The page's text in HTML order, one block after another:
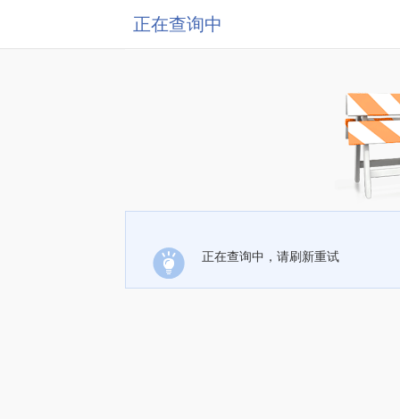
正在查询中
正在查询中，请刷新重试